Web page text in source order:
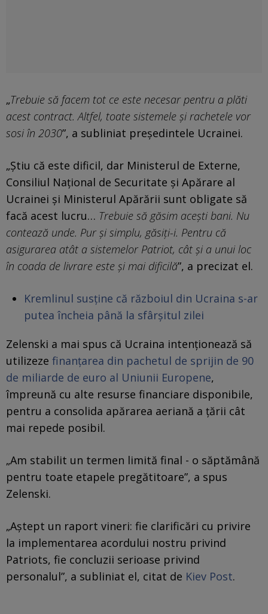
„Trebuie să facem tot ce este necesar pentru a plăti
acest contract. Altfel, toate sistemele și rachetele vor
sosi în 2030”, a subliniat președintele Ucrainei.
„Știu că este dificil, dar Ministerul de Externe,
Consiliul Național de Securitate și Apărare al
Ucrainei și Ministerul Apărării sunt obligate să
facă acest lucru… Trebuie să găsim acești bani. Nu
contează unde. Pur și simplu, găsiți-i. Pentru că
asigurarea atât a sistemelor Patriot, cât și a unui loc
în coada de livrare este și mai dificilă”, a precizat el.
Kremlinul susține că războiul din Ucraina s-ar
putea încheia până la sfârșitul zilei
Zelenski a mai spus că Ucraina intenționează să
utilizeze finanțarea din pachetul de sprijin de 90
de miliarde de euro al Uniunii Europene,
împreună cu alte resurse financiare disponibile,
pentru a consolida apărarea aeriană a țării cât
mai repede posibil.
„Am stabilit un termen limită final - o săptămână
pentru toate etapele pregătitoare”, a spus
Zelenski.
„Aștept un raport vineri: fie clarificări cu privire
la implementarea acordului nostru privind
Patriots, fie concluzii serioase privind
personalul”, a subliniat el, citat de Kiev Post.